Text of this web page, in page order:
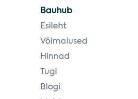
Bauhub
Esileht
Võimalused
Hinnad
Tugi
Blogi